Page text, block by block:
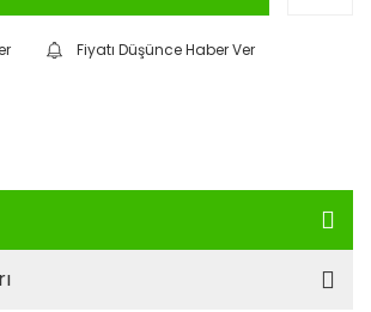
Fiyatı Düşünce Haber Ver